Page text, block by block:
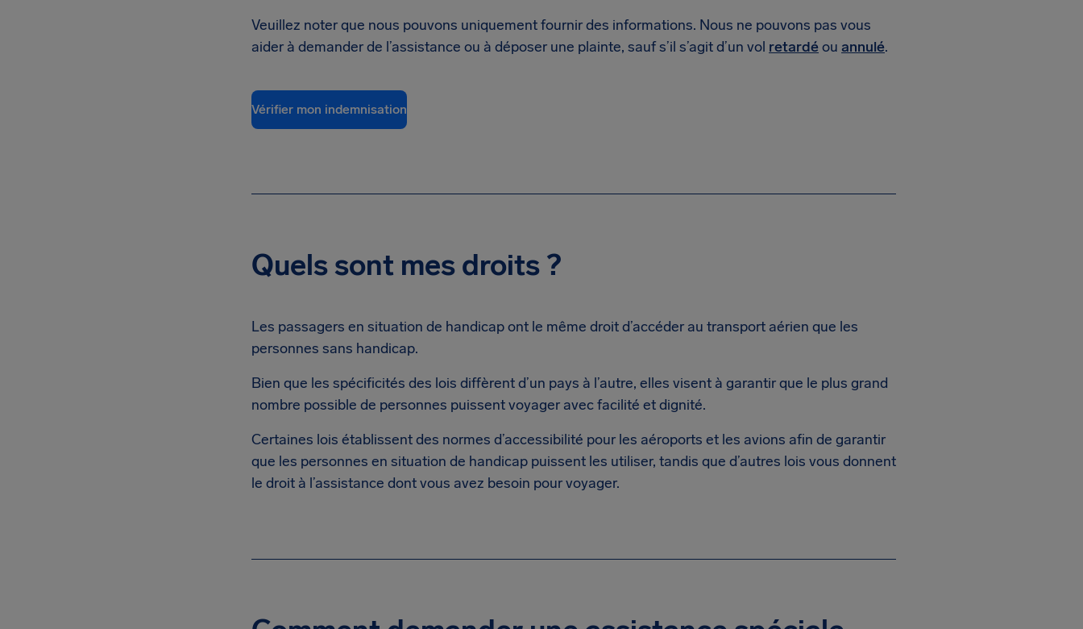
Veuillez noter que nous pouvons uniquement fournir des informations. Nous ne pouvons pas vous
aider à demander de l’assistance ou à déposer une plainte, sauf s’il s’agit d’un vol retardéou annulé.
Vérifier mon indemnisation
Quels sont mes droits ?
Les passagers en situation de handicap ont le même droit d’accéder au transport aérien que les
personnes sans handicap.
Bien que les spécificités des lois diffèrent d’un pays à l’autre, elles visent à garantir que le plus grand
nombre possible de personnes puissent voyager avec facilité et dignité.
Certaines lois établissent des normes d’accessibilité pour les aéroports et les avions afin de garantir
que les personnes en situation de handicap puissent les utiliser, tandis que d’autres lois vous donnent
le droit à l’assistance dont vous avez besoin pour voyager.